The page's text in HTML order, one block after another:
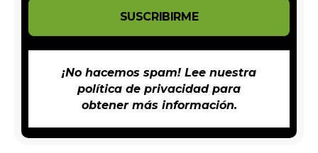
¡No hacemos spam! Lee nuestra
política de privacidadpara
obtener más información.